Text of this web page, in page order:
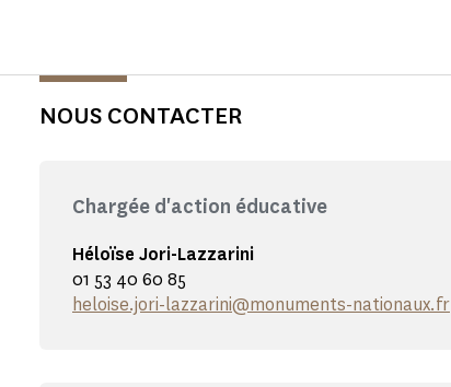
NOUS CONTACTER
Chargée d'action éducative
Héloïse Jori-Lazzarini
01 53 40 60 85
heloise.jori-lazzarini@monuments-nationaux.fr